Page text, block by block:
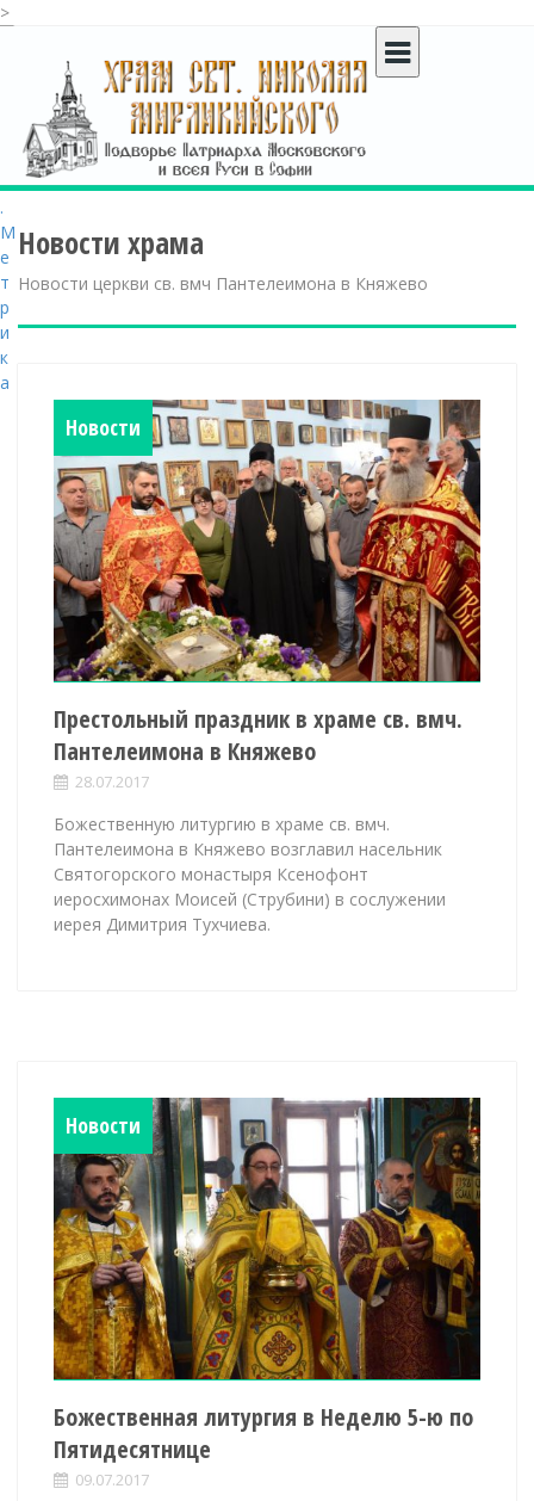
>
c
o
n
t
e
n
t
Новости храма
Новости церкви св. вмч Пантелеимона в Княжево
Новости
Престольный праздник в храме св. вмч.
Пантелеимона в Княжево
28.07.2017
Божественную литургию в храме св. вмч.
Пантелеимона в Княжево возглавил насельник
Святогорского монастыря Ксенофонт
иеросхимонах Моисей (Струбини) в сослужении
иерея Димитрия Тухчиева.
Новости
Божественная литургия в Неделю 5-ю по
Пятидесятнице
09.07.2017